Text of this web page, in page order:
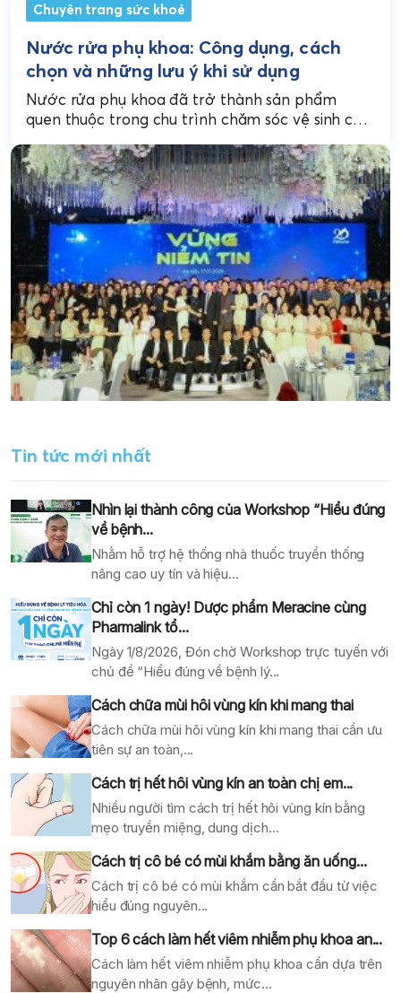
Chuyên trang sức khoẻ
Nước rửa phụ khoa: Công dụng, cách
chọn và những lưu ý khi sử dụng
Nước rửa phụ khoa đã trở thành sản phẩm
quen thuộc trong chu trình chăm sóc vệ sinh cá
Tin tức mới nhất
Nhìn lại thành công của Workshop “Hiểu đúng
về bệnh...
Nhằm hỗ trợ hệ thống nhà thuốc truyền thống
nâng cao uy tín và hiệu...
Chỉ còn 1 ngày! Dược phẩm Meracine cùng
Pharmalink tổ...
Ngày 1/8/2026, Đón chờ Workshop trực tuyến với
chủ đề “Hiểu đúng về bệnh lý...
Cách chữa mùi hôi vùng kín khi mang thai
Cách chữa mùi hôi vùng kín khi mang thai cần ưu
tiên sự an toàn,...
Cách trị hết hôi vùng kín an toàn chị em...
Nhiều người tìm cách trị hết hôi vùng kín bằng
mẹo truyền miệng, dung dịch...
Cách trị cô bé có mùi khắm bằng ăn uống...
Cách trị cô bé có mùi khắm cần bắt đầu từ việc
hiểu đúng nguyên...
Top 6 cách làm hết viêm nhiễm phụ khoa an...
Cách làm hết viêm nhiễm phụ khoa cần dựa trên
nguyên nhân gây bệnh, mức...